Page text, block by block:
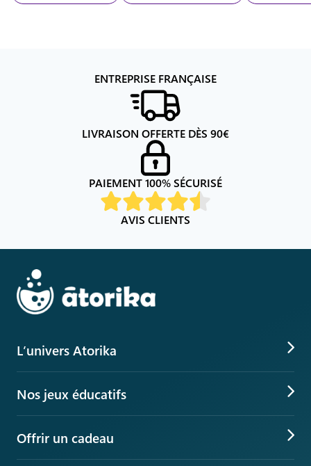
ENTREPRISE FRANÇAISE
LIVRAISON OFFERTE DÈS 90€
PAIEMENT 100% SÉCURISÉ
AVIS CLIENTS
L’univers Atorika
Box d’activités manuelles
Parcs indoor éducatifs
Nos jeux éducatifs
Offrir un cadeau